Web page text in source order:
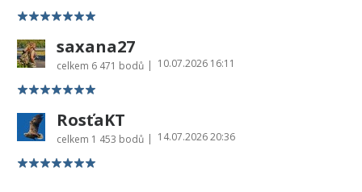
saxana27
celkem 6 471 bodů | 10.07.2026 16:11
RosťaKT
celkem 1 453 bodů | 14.07.2026 20:36